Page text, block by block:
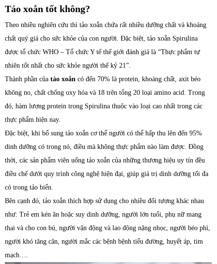
Tảo xoắn tốt không?
Theo nhiều nghiên cứu thì tảo xoắn chứa rất nhiều dưỡng chất và khoáng
chất quý giá cho sức khỏe của con người. Đặc biệt, tảo xoắn Spirulina
được tổ chức WHO – Tổ chức Y tế thế giới đánh giá là “Thực phẩm tự
nhiên tốt nhất cho sức khỏe người thế kỷ 21”.
Thành phần của tảo xoắn có đến 70% là protein, khoáng chất, axit béo
không no, chất chống oxy hóa và 18 trên tổng 20 loại amino acid. Trong
đó, hàm lượng protein trong Spirulina thuộc vào loại cao nhất trong các
thực phẩm hiện nay.
Đặc biệt, khi bổ sung tảo xoắn cơ thể người có thể hấp thu lên đến 95%
dinh dưỡng có trong nó, điều mà không thực phẩm nào làm được. Đồng
thời, các sản phẩm viên uống tảo xoắn của những thương hiệu uy tín đều
điều chế dưới quy trình công nghệ hiện đại, giúp giá trị dinh dưỡng tối đa
có trong tảo biển.
Bên cạnh đó, tảo xoắn thích hợp sử dụng cho nhiều đối tượng khác nhau
như: Trẻ em kén ăn hoặc suy dinh dưỡng, người lớn tuổi, phụ nữ mang
thai và cho con bú, người vận động và lao động nặng nhọc, người béo phì,
người khó tăng cân, người mắc các bệnh bệnh tiểu đường, huyết áp, tim
mạch….